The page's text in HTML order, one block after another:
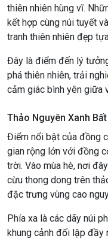
thiên nhiên hùng vĩ.
kết hợp cùng núi tuyết
tranh thiên nhiên đẹp
Đây là điểm đến lý
phá thiên nhiên, trải
cảm giác bình yên giữa
Thảo Nguyên Xanh
Điểm nổi bật của đồng
gian rộng lớn với đồng
trời. Vào mùa hè, nơi
cừu thong dong trên
đặc trưng vùng cao
Phía xa là các dãy núi
khung cảnh đối lập đầy